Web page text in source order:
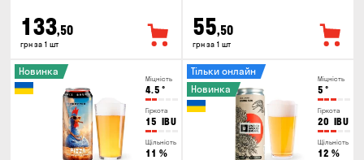
133,50
грн за 1 шт
55,50
грн за 1 шт
Міцність
4.5 °
Гіркота
15 IBU
Щільність
11 %
Новинка
Міцність
5 °
Гіркота
20 IBU
Щільність
12 %
Тільки онлайн
Новинка